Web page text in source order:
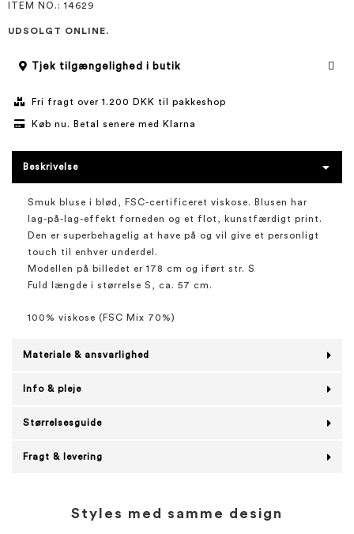
ITEM NO. : 14629
UDSOLGT ONLINE.
Tjek tilgængelighed i butik
Fri fragt over 1.200 DKK til pakkeshop
Køb nu. Betal senere med Klarna
Beskrivelse
Smuk bluse i blød, FSC-certificeret viskose. Blusen har
lag-på-lag-effekt forneden og et flot, kunstfærdigt print.
Den er superbehagelig at have på og vil give et personligt
touch til enhver underdel.
Modellen på billedet er 178 cm og iført str. S
Fuld længde i størrelse S, ca. 57 cm.
100% viskose (FSC Mix 70%)
Materiale & ansvarlighed
Info & pleje
Størrelsesguide
Fragt & levering
Styles med samme design